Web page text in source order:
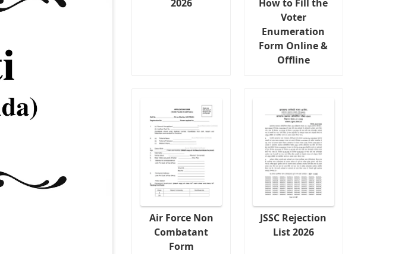
2026
How to Fill the
Voter
Enumeration
Form Online &
Offline
Air Force Non
Combatant
Form
JSSC Rejection
List 2026